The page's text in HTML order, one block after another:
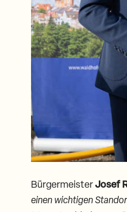
Bürgermeister Josef
einen wichtigen